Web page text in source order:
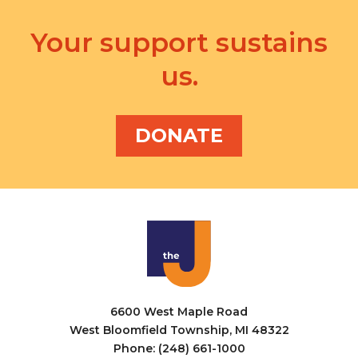
V
i
Your support sustains
us.
DONATE
6600 West Maple Road
West Bloomfield Township, MI 48322
Phone: (248) 661-1000